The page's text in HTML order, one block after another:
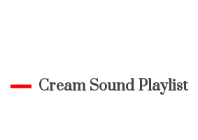
Cream Sound Playlist